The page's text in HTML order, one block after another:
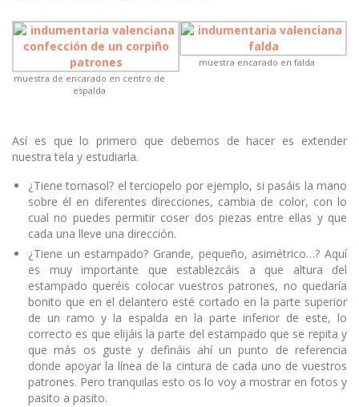
muestra de encarado en centro de
espalda
muestra encarado en falda
Así es que lo primero que debemos de hacer es extender
nuestra tela y estudiarla.
¿Tiene tornasol? el terciopelo por ejemplo, si pasáis la mano
sobre él en diferentes direcciones, cambia de color, con lo
cual no puedes permitir coser dos piezas entre ellas y que
cada una lleve una dirección.
¿Tiene un estampado? Grande, pequeño, asimétrico…? Aquí
es muy importante que establezcáis a que altura del
estampado queréis colocar vuestros patrones, no quedaría
bonito que en el delantero esté cortado en la parte superior
de un ramo y la espalda en la parte inferior de este, lo
correcto es que elijáis la parte del estampado que se repita y
que más os guste y defináis ahí un punto de referencia
donde apoyar la línea de la cintura de cada uno de vuestros
patrones. Pero tranquilas esto os lo voy a mostrar en fotos y
pasito a pasito.